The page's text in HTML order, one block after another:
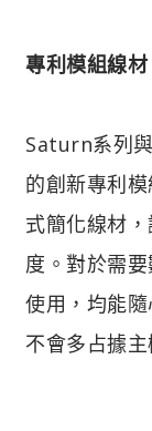
專利模組線
Saturn系列
的創新專利
式簡化線材
度。對於需
使用，均能
不會多占據